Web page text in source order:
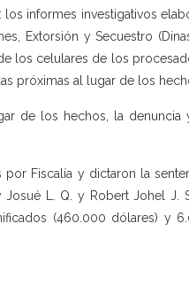
los informes investigativos
Extorsión y Secuestro
los celulares de los
próximas al lugar de los
de los hechos, la denuncia
por Fiscalía y dictaron la
L. Q. y Robert Johel J.
(460.000 dólares) y